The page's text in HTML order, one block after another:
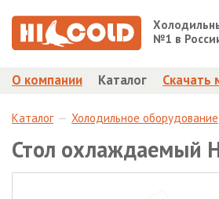
№1 в
О компании Каталог Скачать
Каталог Холодильное оборудование
Стол охлаждаемый